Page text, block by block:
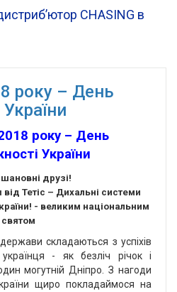
CHASING в
року – День
року – День
України
друзі!
Тетіс – Дихальні системи
- великим національним
святом
складаються з успіхів
- як безліч річок і
могутній Дніпро. З нагоди
щиро покладаймося на